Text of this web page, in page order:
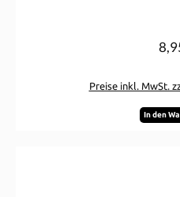
Preise inkl. MwSt.
In den